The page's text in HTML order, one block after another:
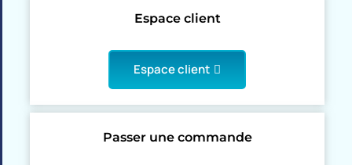
Espace client
Espace client
Passer une commande